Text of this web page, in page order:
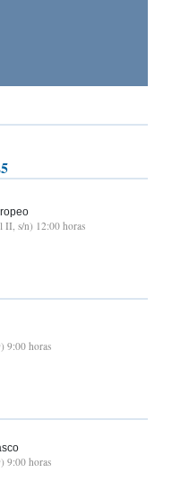
II, s/n) 12:00 horas
9:00 horas
9:00 horas